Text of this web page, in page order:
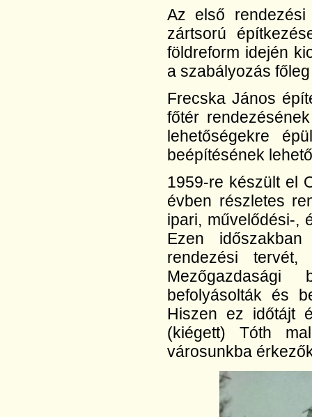
Az első
zártsorú
földreform idején
a szabályozás
Frecska János
főtér
lehetőségekre
beépítésének
1959-re készült el
évben részletes
ipari, művelődési-,
Ezen
rendezési
Mezőgazdasági
befolyásolták és
Hiszen ez időtájt
(kiégett) Tóth
városunkba